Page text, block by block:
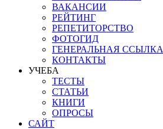
ВАКАНСИИ
РЕЙТИНГ
РЕПЕТИТОРСТВО
ФОТОГИД
ГЕНЕРАЛЬНАЯ ССЫЛКА
КОНТАКТЫ
УЧЕБА
ТЕСТЫ
СТАТЬИ
КНИГИ
ОПРОСЫ
САЙТ